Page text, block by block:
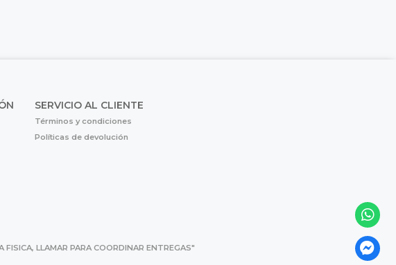
SERVICIO AL CLIENTE
Términos y condiciones
Políticas de devolución
LLAMAR PARA COORDINAR ENTREGAS"